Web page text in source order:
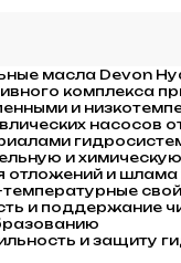
масла Devon
комплекса
и
насосов
и
отложений и шлама
и поддержание
и защиту